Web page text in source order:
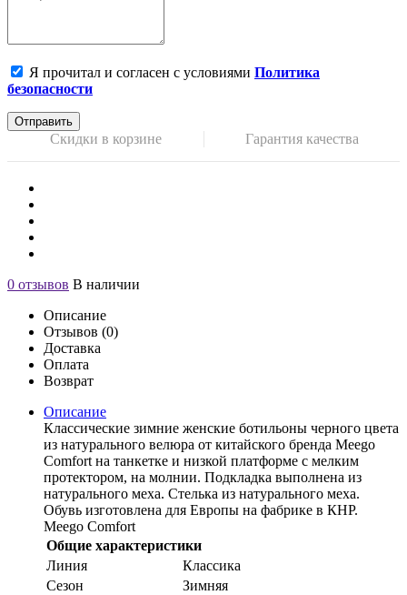
Я прочитал и согласен с условиями Политика
безопасности
Отправить
Скидки в корзине Гарантия качества
0 отзывов В наличии
Описание
Отзывов (0)
Доставка
Оплата
Возврат
Описание
Классические зимние женские ботильоны черного цвета
из натурального велюра от китайского бренда Meego
Comfort на танкетке и низкой платформе с мелким
протектором, на молнии. Подкладка выполнена из
натурального меха. Стелька из натурального меха.
Обувь изготовлена для Европы на фабрике в КНР.
Meego Comfort
Общие характеристики
Линия
Классика
Сезон
Зимняя